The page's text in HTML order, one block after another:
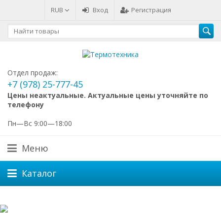
RUB Вход Регистрация
Отдел продаж:
+7 (978) 25-777-45
Цены неактуальные. Актуальные цены уточняйте по
телефону
Пн—Вс 9:00—18:00
Меню
Каталог